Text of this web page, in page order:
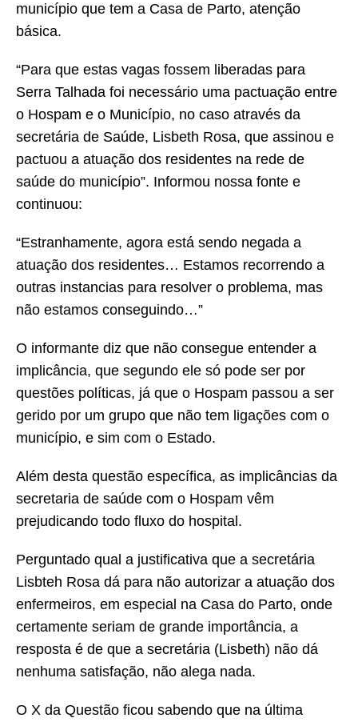
município que tem a Casa de Parto, atenção
básica.
“Para que estas vagas fossem liberadas para
Serra Talhada foi necessário uma pactuação entre
o Hospam e o Município, no caso através da
secretária de Saúde, Lisbeth Rosa, que assinou e
pactuou a atuação dos residentes na rede de
saúde do município”. Informou nossa fonte e
continuou:
“Estranhamente, agora está sendo negada a
atuação dos residentes… Estamos recorrendo a
outras instancias para resolver o problema, mas
não estamos conseguindo…”
O informante diz que não consegue entender a
implicância, que segundo ele só pode ser por
questões políticas, já que o Hospam passou a ser
gerido por um grupo que não tem ligações com o
município, e sim com o Estado.
Além desta questão específica, as implicâncias da
secretaria de saúde com o Hospam vêm
prejudicando todo fluxo do hospital.
Perguntado qual a justificativa que a secretária
Lisbteh Rosa dá para não autorizar a atuação dos
enfermeiros, em especial na Casa do Parto, onde
certamente seriam de grande importância, a
resposta é de que a secretária (Lisbeth) não dá
nenhuma satisfação, não alega nada.
O X da Questão ficou sabendo que na última